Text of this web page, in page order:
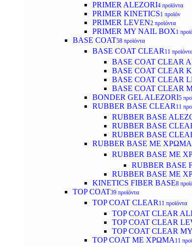
PRIMER ALEZORI4 προϊόντα
PRIMER KINETICS1 προϊόν
PRIMER LEVEN2 προϊόντα
PRIMER MY NAIL BOX1
BASE COAT58 προϊόντα
BASE COAT CLEAR 11
BASE COAT CLEAR
BASE COAT CLEAR
BASE COAT CLEAR
BASE COAT CLEAR
BONDER GEL ALEZORI5
RUBBER BASE CLEAR 11
RUBBER BASE
RUBBER BASE
RUBBER BASE
RUBBER BASE ΜΕ ΧΡΩΜΑ
RUBBER BASE ΜΕ
RUBBER BASE
RUBBER BASE ΜΕ
KINETICS FIBER BASE8
TOP COAT39 προϊόντα
TOP COAT CLEAR 11 προϊόντα
TOP COAT CLEAR
TOP COAT CLEAR
TOP COAT CLEAR
TOP COAT ΜΕ ΧΡΩΜΑ 11